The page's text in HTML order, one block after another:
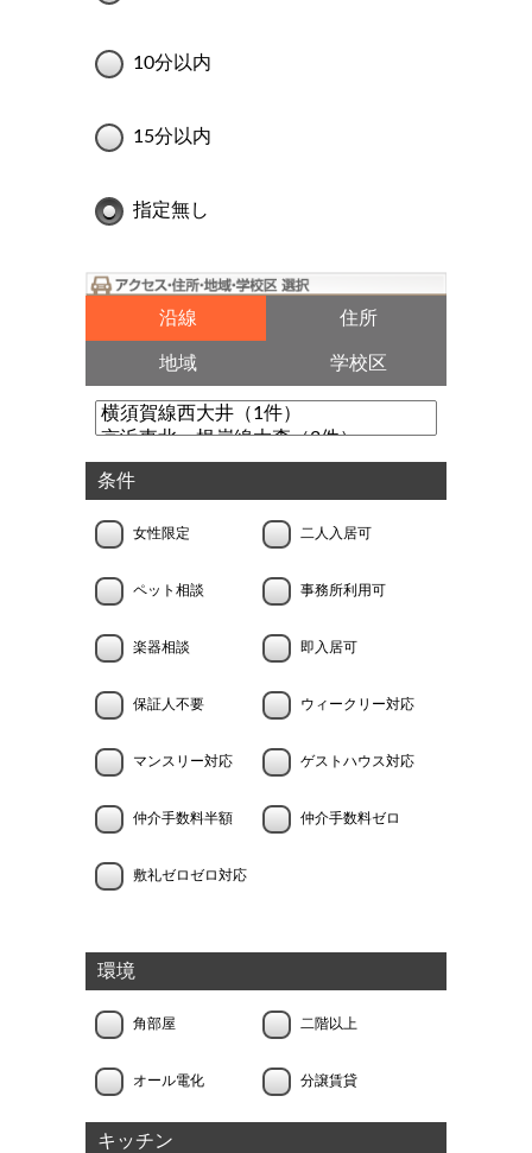
10分以内
15分以内
指定無し
沿線 住所
地域 学校区
条件
女性限定 二人入居可
ペット相談 事務所利用可
楽器相談 即入居可
保証人不要 ウィークリー対応
マンスリー対応 ゲストハウス対応
仲介手数料半額 仲介手数料ゼロ
敷礼ゼロゼロ対応
環境
角部屋 二階以上
オール電化 分譲賃貸
キッチン